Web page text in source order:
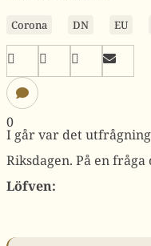
Corona DN EU
0
I går var det
Riksdagen. På en
Löfven: